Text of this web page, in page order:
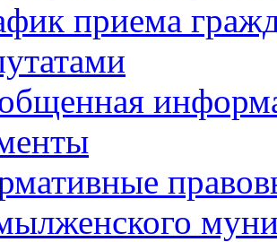
приема